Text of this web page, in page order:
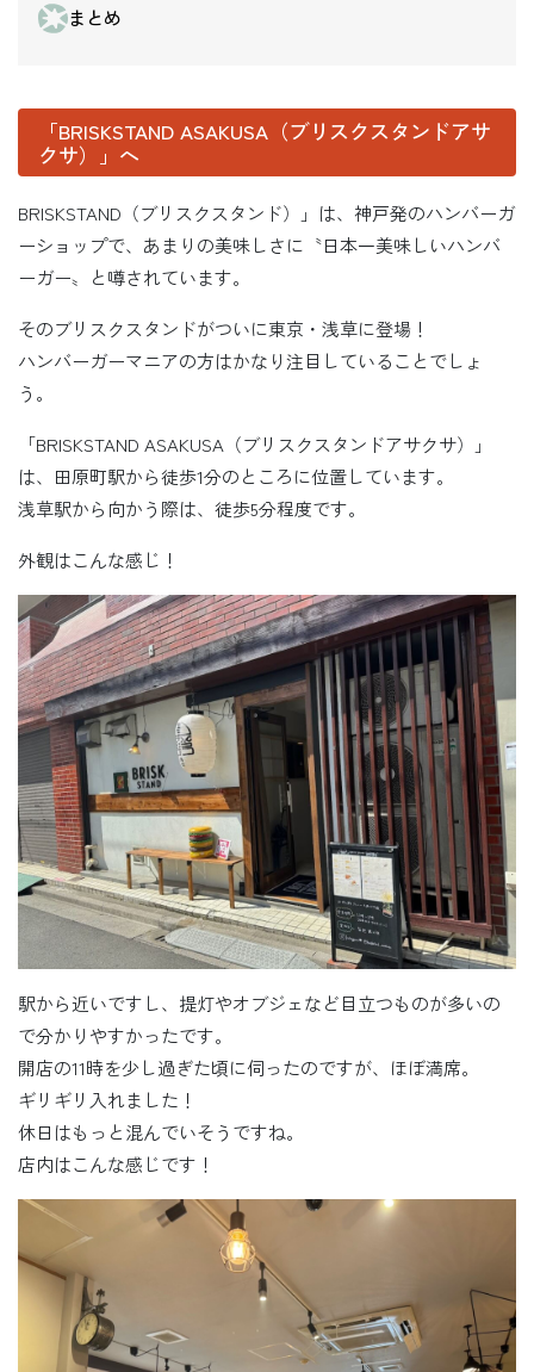
まとめ
「BRISKSTAND ASAKUSA（ブリスクスタンドアサ
クサ）」へ
BRISKSTAND（ブリスクスタンド）」は、神戸発のハンバーガ
ーショップで、あまりの美味しさに〝日本一美味しいハンバ
ーガー〟と噂されています。
そのブリスクスタンドがついに東京・浅草に登場！
ハンバーガーマニアの方はかなり注目していることでしょ
う。
「BRISKSTAND ASAKUSA（ブリスクスタンドアサクサ）」
は、田原町駅から徒歩1分のところに位置しています。
浅草駅から向かう際は、徒歩5分程度です。
外観はこんな感じ！
駅から近いですし、提灯やオブジェなど目立つものが多いの
で分かりやすかったです。
開店の11時を少し過ぎた頃に伺ったのですが、ほぼ満席。
ギリギリ入れました！
休日はもっと混んでいそうですね。
店内はこんな感じです！